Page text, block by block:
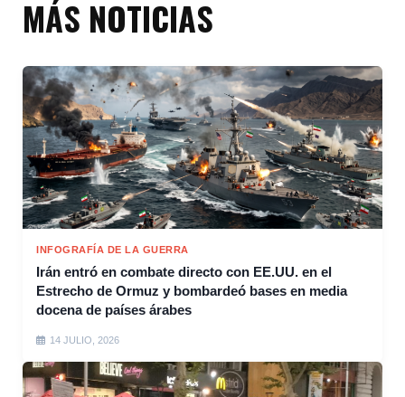
MÁS NOTICIAS
INFOGRAFÍA DE LA GUERRA
Irán entró en combate directo con EE.UU. en el
Estrecho de Ormuz y bombardeó bases en media
docena de países árabes
14 JULIO, 2026